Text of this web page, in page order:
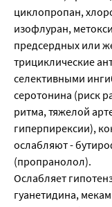
циклопропан,
изофлуран,
предсердных или
трициклические
селективными
серотонина (риск
ритма, тяжелой
гиперпирексии),
ослабляют -
(пропранолол).
Ослабляет
гуанетидина,